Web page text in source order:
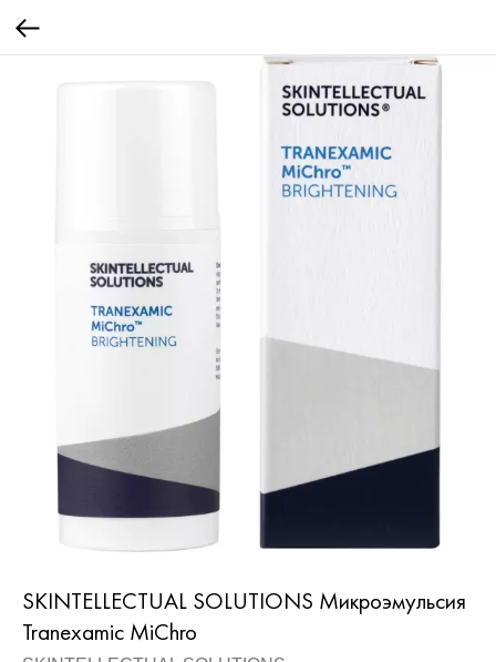
SKINTELLECTUAL SOLUTIONS Микроэмульсия
Tranexamic MiChro